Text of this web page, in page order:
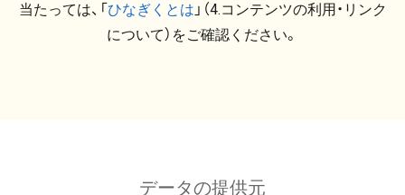
当たっては、「ひなぎくとは 」（4.コンテンツの利用・リンク
について）をご確認ください。
データの提供元